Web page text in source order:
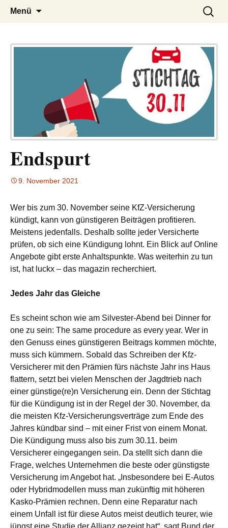
LUCKX
– das Magazin
Menü
Suchen
nach:
Endspurt
9. November 2021
Wer bis zum 30. November seine KfZ-Versicherung
kündigt, kann von günstigeren Beiträgen profitieren.
Meistens jedenfalls. Deshalb sollte jeder Versicherte
prüfen, ob sich eine Kündigung lohnt. Ein Blick auf Online
Angebote gibt erste Anhaltspunkte. Was weiterhin zu tun
ist, hat luckx – das magazin recherchiert.
Jedes Jahr das Gleiche
Es scheint schon wie am Silvester-Abend bei Dinner for
one zu sein: The same procedure as every year. Wer in
den Genuss eines günstigeren Beitrags kommen möchte,
muss sich kümmern. Sobald das Schreiben der Kfz-
Versicherer mit den Prämien fürs nächste Jahr ins Haus
flattern, setzt bei vielen Menschen der Jagdtrieb nach
einer günstige(re)n Versicherung ein. Denn der Stichtag
für die Kündigung ist in der Regel der 30. November, da
die meisten Kfz-Versicherungsverträge zum Ende des
Jahres kündbar sind – mit einer Frist von einem Monat.
Die Kündigung muss also bis zum 30.11. beim
Versicherer eingegangen sein. Da stellt sich dann die
Frage, welches Unternehmen die beste oder günstigste
Versicherung im Angebot hat. „Insbesondere bei E-Autos
oder Hybridmodellen muss man zukünftig mit höheren
Kasko-Prämien rechnen. Denn eine Reparatur nach
einem Unfall ist für diese Autos meist deutlich teurer, wie